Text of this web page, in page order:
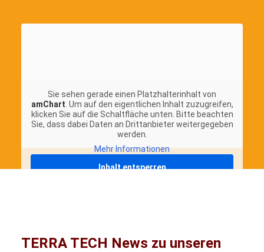
Sie sehen gerade einen Platzhalterinhalt von
amChart . Um auf den eigentlichen Inhalt zuzugreifen,
klicken Sie auf die Schaltfläche unten. Bitte beachten
Sie, dass dabei Daten an Drittanbieter weitergegeben
werden.
Mehr Informationen
Inhalt entsperren
TERRA TECH News zu unseren